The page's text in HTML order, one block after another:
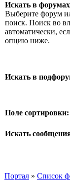
Искать в
Выберите форум
поиск. Поиск во
автоматически,
опцию ниже.
Искать в
Поле сортировки:
Искать
Портал » Список